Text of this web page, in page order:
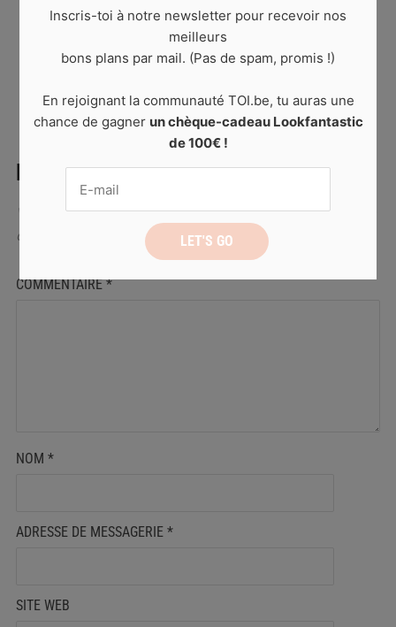
protéger sa peau des premiers rayons du soleil ?
Trackbacks are closed, but you can
LAISSER UN COMMENTAIRE
Votre adresse de messagerie ne sera pas publiée.
champs obligatoires sont indiqués avec
COMMENTAIRE*
NOM *
ADRESSE DE MESSAGERIE *
SITE WEB
Inscris-toi à notre newsletter pour recevoir nos
meilleurs
bons plans par mail. (Pas de spam, promis !)
En rejoignant la communauté TOI.be, tu auras une
chance de gagner un chèque-cadeau Lookfantastic
de 100€ !